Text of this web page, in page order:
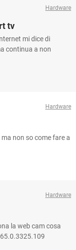
Hardware
tv
mi dice di
continua a non
Hardware
non so come fare a
Hardware
la web cam cosa